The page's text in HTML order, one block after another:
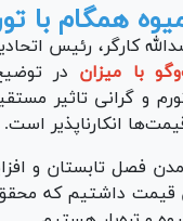
همگام با
کارگر، رئیس
با میزان در
و گرانی تاثیر
انکارناپذیر است.
فصل تابستان و
قیمت داشتیم که